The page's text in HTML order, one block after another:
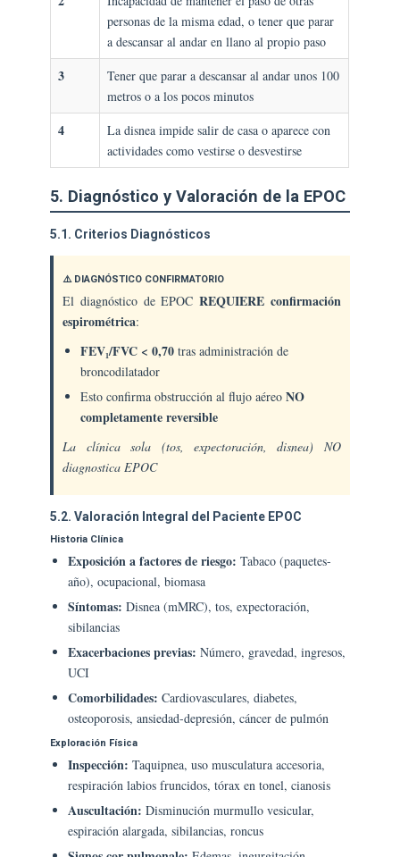
personas de la misma edad, o tener que parar
a descansar al andar en llano al propio paso
3
Tener que parar a descansar al andar unos 100
metros o a los pocos minutos
4
La disnea impide salir de casa o aparece con
actividades como vestirse o desvestirse
5. Diagnóstico y Valoración de la EPOC
5.1. Criterios Diagnósticos
⚠️ DIAGNÓSTICO CONFIRMATORIO
El diagnóstico de EPOCREQUIERE confirmación
espirométrica:
FEV₁/FVC < 0,70 tras administración de
broncodilatador
Esto confirma obstrucción al flujo aéreoNO
completamente reversible
La clínica sola (tos, expectoración, disnea) NO
diagnostica EPOC
5.2. Valoración Integral del Paciente EPOC
Historia Clínica
Exposición a factores de riesgo: Tabaco (paquetes-
año), ocupacional, biomasa
Síntomas: Disnea (mMRC), tos, expectoración,
sibilancias
Exacerbaciones previas: Número, gravedad, ingresos,
UCI
Comorbilidades: Cardiovasculares, diabetes,
osteoporosis, ansiedad-depresión, cáncer de pulmón
Exploración Física
Inspección: Taquipnea, uso musculatura accesoria,
respiración labios fruncidos, tórax en tonel, cianosis
Auscultación: Disminución murmullo vesicular,
espiración alargada, sibilancias, roncus